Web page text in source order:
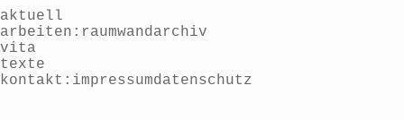
aktuell
arbeiten
raumwandarchiv
vita
texte
kontakt
impressumdatenschutz